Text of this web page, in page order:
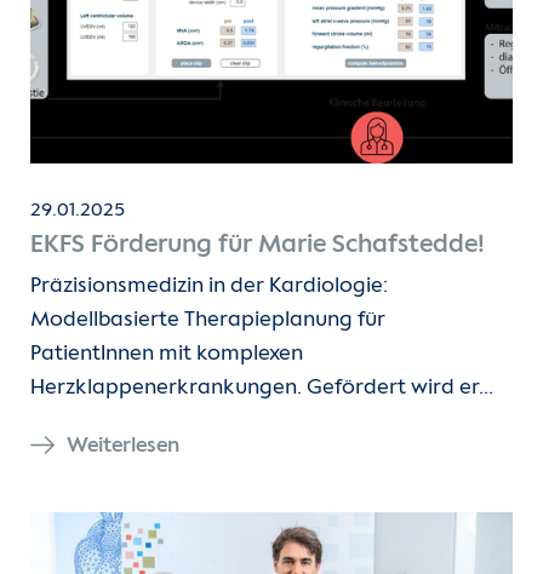
29.01.2025
EKFS Förderung für Marie Schafstedde!
Präzisionsmedizin in der Kardiologie:
Modellbasierte Therapieplanung für
PatientInnen mit komplexen
Herzklappenerkrankungen. Gefördert wird er…
Weiterlesen